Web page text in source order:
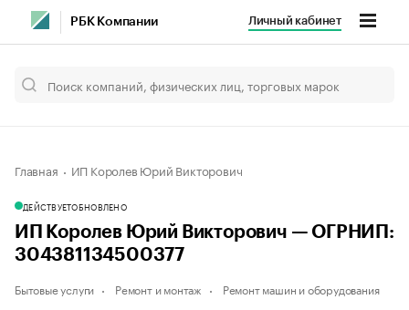
РБК Компании Личный кабинет
Главная ИП Королев Юрий Викторович
ДЕЙСТВУЕТОБНОВЛЕНО
ИП Королев Юрий Викторович — ОГРНИП:
304381134500377
Бытовые услуги Ремонт и монтаж Ремонт машин и оборудования